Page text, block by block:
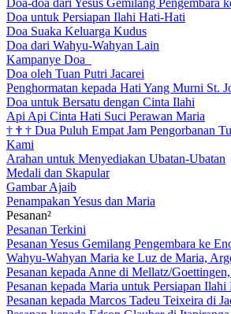
Doa untuk Persiapan Ilahi Hati-Hati
Doa Suaka Keluarga Kudus
Doa dari Wahyu-Wahyan Lain
Kampanye Doa
Doa oleh Tuan Putri Jacarei
Penghormatan kepada Hati Yang Murni St.
Doa untuk Bersatu dengan Cinta Ilahi
Api Api Cinta Hati Suci Perawan Maria
† † † Dua Puluh Empat Jam Pengorbanan
Kami
Arahan untuk Menyediakan Ubatan-Ubatan
Medali dan Skapular
Gambar Ajaib
Penampakan Yesus dan Maria
Pesanan²
Pesanan Terkini
Pesanan Yesus Gemilang Pengembara ke
Wahyu-Wahyan Maria ke Luz de Maria,
Pesanan kepada Anne di Mellatz/
Pesanan kepada Maria untuk Persiapan
Pesanan kepada Marcos Tadeu Teixeira di